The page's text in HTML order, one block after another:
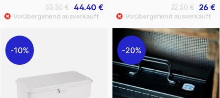
44.40 €
55.50 € 26 €
32.50 €
10% 20%